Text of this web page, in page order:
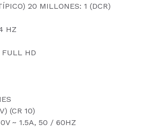
20 MILLONES: 1 (DCR)
HZ
FULL HD
(CR 10)
~ 1.5A, 50 / 60HZ